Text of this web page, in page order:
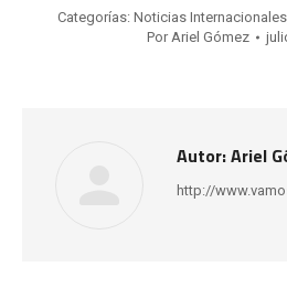
Categorías: Noticias Internacionales,
Por Ariel Gómez
Autor:Ariel
http://